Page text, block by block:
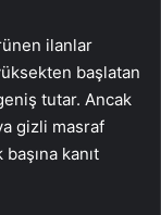
ilanlar
başlatan
tutar. Ancak
gizli masraf
kanıt